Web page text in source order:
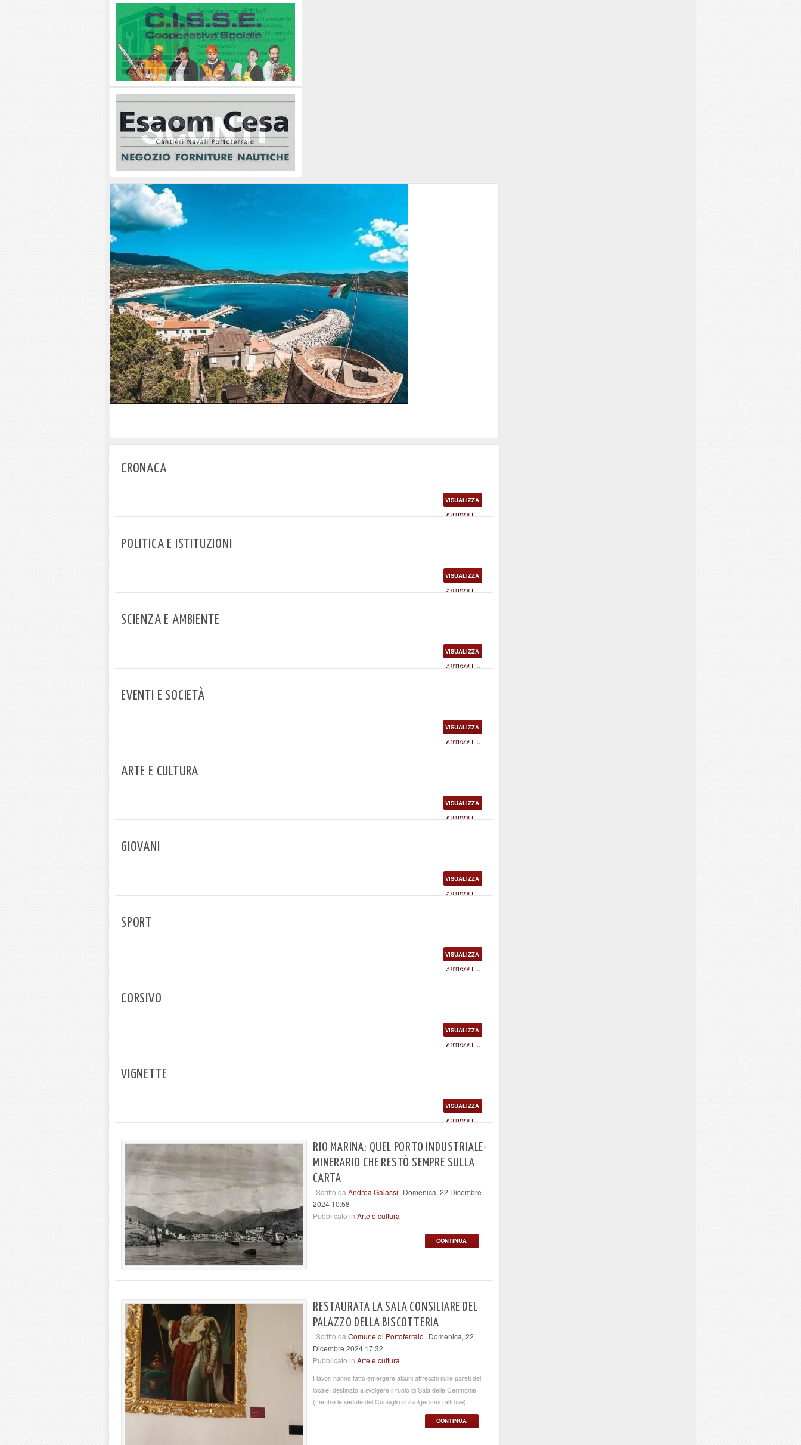
CRONACA
VISUALIZZA
ARTICOLI ...
POLITICA E ISTITUZIONI
VISUALIZZA
ARTICOLI ...
SCIENZA E AMBIENTE
VISUALIZZA
ARTICOLI ...
EVENTI E SOCIETÀ
VISUALIZZA
ARTICOLI ...
ARTE E CULTURA
VISUALIZZA
ARTICOLI ...
GIOVANI
VISUALIZZA
ARTICOLI ...
SPORT
VISUALIZZA
ARTICOLI ...
CORSIVO
VISUALIZZA
ARTICOLI ...
VIGNETTE
VISUALIZZA
ARTICOLI ...
RIO MARINA: QUEL PORTO INDUSTRIALE-
MINERARIO CHE RESTÒ SEMPRE SULLA
CARTA
Scritto da Andrea Galassi Domenica, 22 Dicembre
2024 10:58
Pubblicato in Arte e cultura
CONTINUA
RESTAURATA LA SALA CONSILIARE DEL
PALAZZO DELLA BISCOTTERIA
Scritto da Comune di Portoferraio Domenica, 22
Dicembre 2024 17:32
Pubblicato in Arte e cultura
I lavori hanno fatto emergere alcuni affreschi sulle pareti del
locale, destinato a svolgere il ruolo di Sala delle Cerimonie
(mentre le sedute del Consiglio si svolgeranno altrove)
CONTINUA